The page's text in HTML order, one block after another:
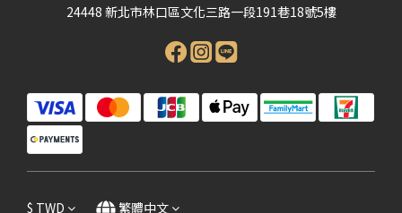
24448 新北市林口區文化三路一段191巷18號5樓
$ TWD 繁體中文